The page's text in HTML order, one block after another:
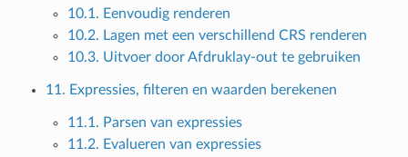
10.1. Eenvoudig renderen
10.2. Lagen met een verschillend CRS renderen
10.3. Uitvoer door Afdruklay-out te gebruiken
11. Expressies, filteren en waarden berekenen
11.1. Parsen van expressies
11.2. Evalueren van expressies